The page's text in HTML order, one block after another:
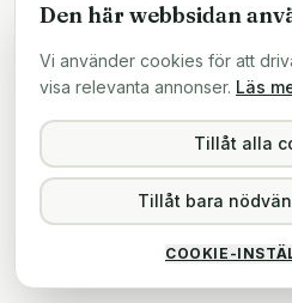
Den här webbsidan
Vi använder cookies för att
visa relevanta annonser. Läs
Tillåt alla
Tillåt bara
COOKIE-